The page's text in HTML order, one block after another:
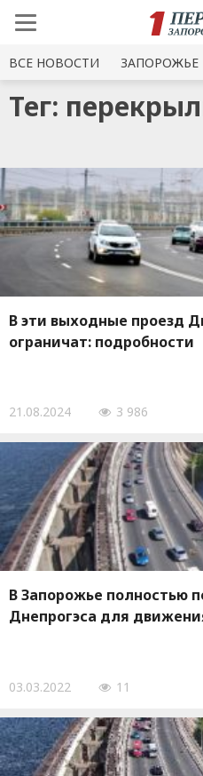
ВСЕ НОВОСТИ ЗАПОРОЖЬЕ
Тег:
В эти выходные проезд
ограничат: подробности
21.08.2024 3 986
В Запорожье полностью
Днепрогэса для
03.03.2022 11